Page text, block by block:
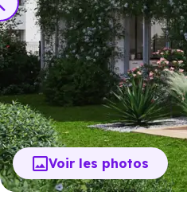
Voir les photos